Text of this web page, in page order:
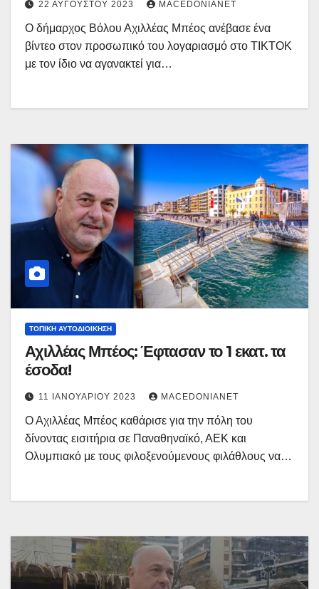
22 ΑΥΓΟΎΣΤΟΥ 2023 MACEDONIANET
Ο δήμαρχος Βόλου Αχιλλέας Μπέος ανέβασε ένα
βίντεο στον προσωπικό του λογαριασμό στο TIKTOK
με τον ίδιο να αγανακτεί για…
ΤΟΠΙΚΉ ΑΥΤΟΔΙΟΊΚΗΣΗ
Αχιλλέας Μπέος: Έφτασαν το 1 εκατ. τα
έσοδα!
11 ΙΑΝΟΥΑΡΊΟΥ 2023 MACEDONIANET
Ο Αχιλλέας Μπέος καθάρισε για την πόλη του
δίνοντας εισιτήρια σε Παναθηναϊκό, ΑΕΚ και
Ολυμπιακό με τους φιλοξενούμενους φιλάθλους να…